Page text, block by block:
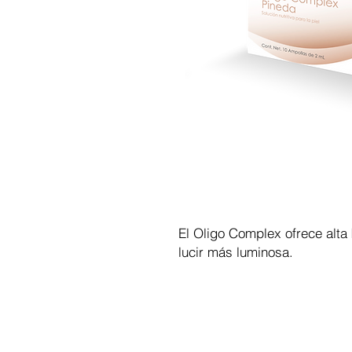
El Oligo Complex ofrece
lucir más luminosa.